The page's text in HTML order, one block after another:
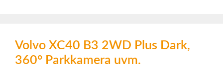
Volvo XC40 B3 2WD Plus Dark,
360° Parkkamera uvm.